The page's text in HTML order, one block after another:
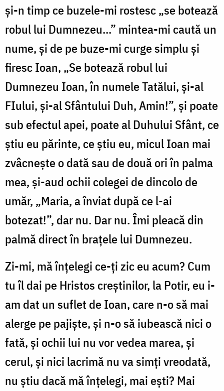
și-n timp ce buzele-mi rostesc „se botează
robul lui Dumnezeu...” mintea-mi caută un
nume, și de pe buze-mi curge simplu și
firesc Ioan, „Se botează robul lui
Dumnezeu Ioan, în numele Tatălui, și-al
FIului, și-al Sfântului Duh, Amin!”, și poate
sub efectul apei, poate al Duhului Sfânt, ce
știu eu părinte, ce știu eu, micul Ioan mai
zvâcnește o dată sau de două ori în palma
mea, și-aud ochii colegei de dincolo de
umăr, „Maria, a înviat după ce l-ai
botezat!”, dar nu. Dar nu. Îmi pleacă din
palmă direct în brațele lui Dumnezeu.
Zi-mi, mă înțelegi ce-ți zic eu acum? Cum
tu îl dai pe Hristos creștinilor, la Potir, eu i-
am dat un suflet de Ioan, care n-o să mai
alerge pe pajiște, și n-o să iubească nici o
fată, și ochii lui nu vor vedea marea, și
cerul, și nici lacrimă nu va simți vreodată,
nu știu dacă mă înțelegi, mai ești? Mai